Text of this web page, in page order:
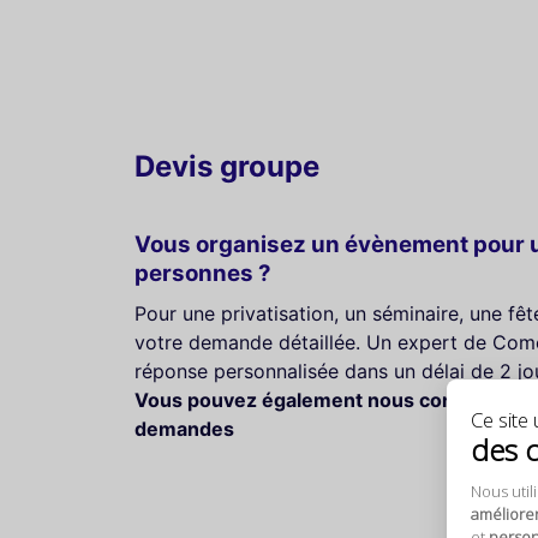
Ce site
des
Nous
Devis groupe
Vous organisez un évènement pour
personnes ?
Pour une privatisation, un séminaire, une
votre demande détaillée. Un expert de
réponse personnalisée dans un délai de 2
Vous pouvez également nous contacter
demandes